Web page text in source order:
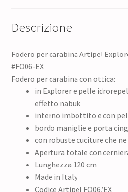
Descrizione
Fodero per carabina Artipel
#FO06-EX
Fodero per carabina con ottica:
in Explorer e pelle
effetto nabuk
interno imbottito e con
bordo maniglie e porta
con robuste cuciture che
Apertura totale con
Lunghezza 120 cm
Made in Italy
Codice Artipel FO06/EX